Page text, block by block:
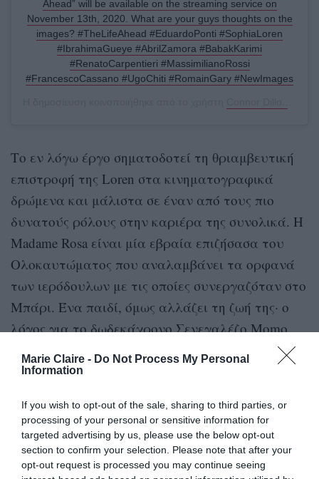
Marie Claire - Do Not Process My Personal
Information
If you wish to opt-out of the sale, sharing to third parties, or
processing of your personal or sensitive information for
targeted advertising by us, please use the below opt-out
section to confirm your selection. Please note that after your
opt-out request is processed you may continue seeing
Ahead” will be available on the streaming service on
November 13th, 2020. What are your guys thoughts on the
images? #TheLifeAhead #EduardoPonti #SophiaLoren
#IbrahimaGueye #AbrilZamora #BabakKarimi
#RenatoCarpentieri #MassimilianoRossi
#FrancescoCassano #UgoChiti #RomainGary #NewImages
Το εν λόγω έργο σηματοδοτεί τη θριαμβευτική
επιστροφή της Loren στα κινηματογραφικά
δρώμενα και μάλιστα σε έναν από τους πιο
δυνατούς ρόλους στην καριέρα της συνολικά. Η
Madame Rosa είναι μία εβραία επιζήσασα του
Ολοκαυτώματος που αναλαμβάνει τα ορφανά
των ιερόδουλων με τις οποίες συνεργαζόταν στο
Μπάρι. Ένα παιδί, όμως αλλάζει τη ζωή της· ο
λόγος για το δωδεκάχρονο Σενεγαλέζο Momo
(Ibrahima Gueye) με τον οποίο πιάνει φιλίες όταν
εκείνος προσπαθεί να κλέψει από εκείνη τα
Η ταινία «The Life Ahead» χωρίς να έχει
κυκλοφορήσει ακόμα, έχει ήδη δημιουργήσει
προσδοκίες για άπειρα βραβεία. Μία